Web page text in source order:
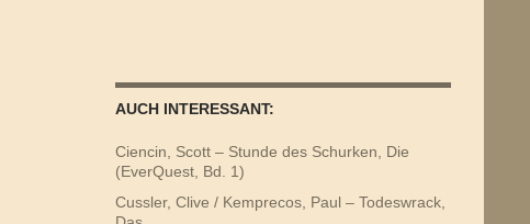
AUCH INTERESSANT:
Ciencin, Scott – Stunde des Schurken, Die
(EverQuest, Bd. 1)
Cussler, Clive / Kemprecos, Paul – Todeswrack,